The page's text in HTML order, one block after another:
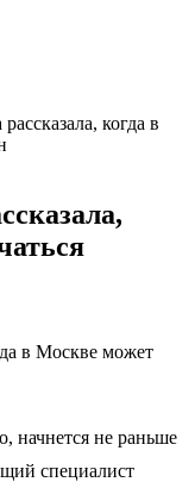
когда в
начнется не раньше
специалист